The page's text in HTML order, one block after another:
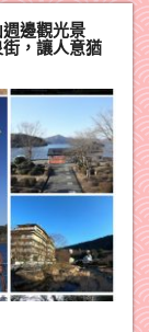
邊觀光景
，讓人意猶